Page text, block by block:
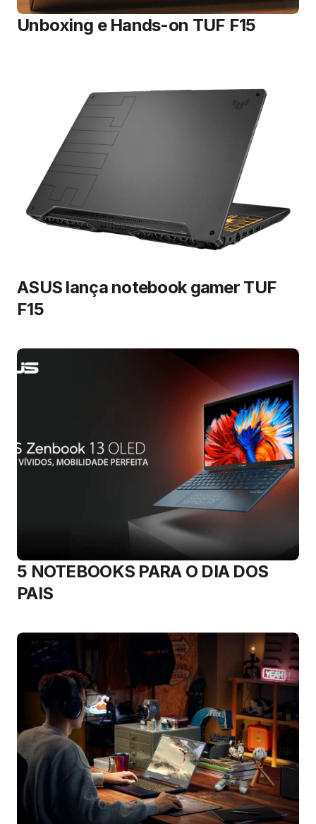
Unboxing e Hands-on TUF F15
ASUS lança notebook gamer TUF
F15
5 NOTEBOOKS PARA O DIA DOS
PAIS